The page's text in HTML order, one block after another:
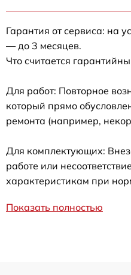
Гарантия от сервиса: на
— до 3 месяцев.
Что считается
Для работ: Повторное
который прямо
ремонта (например,
Для комплектующих:
работе или
характеристикам при
Показать полностью